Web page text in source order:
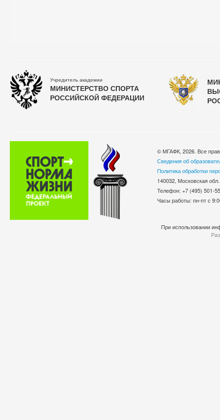
Учредитель академии
МИНИСТЕРСТВО СПОРТА
РОССИЙСКОЙ ФЕДЕРАЦИИ
© МГАФК, 2026. Все
Сведения об
Политика обработки
140032, Московская
Телефон: +7 (495)
Часы работы: пн-пт с
При использовании